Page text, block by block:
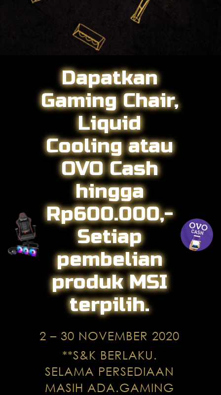
Dapatkan
Gaming Chair,
Liquid
Cooling atau
OVO Cash
hingga
Rp600.000,-
Setiap
pembelian
produk MSI
terpilih.
2 – 30 NOVEMBER 2020
**S&K BERLAKU.
SELAMA PERSEDIAAN
MASIH ADA.GAMING